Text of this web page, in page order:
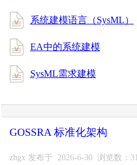
系统建模语言（SysML）
EA中的系统建模
SysML需求建模
GOSSRA 标准化架构
zhgx 发布于 2026-6-30 浏览数：